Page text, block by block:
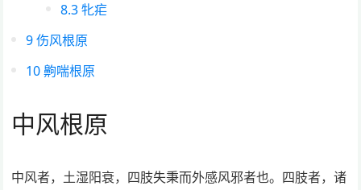
8.3牝疟
9伤风根原
10齁喘根原
中风根原
中风者，土湿阳衰，四肢失秉而外感风邪者也。四肢者，诸